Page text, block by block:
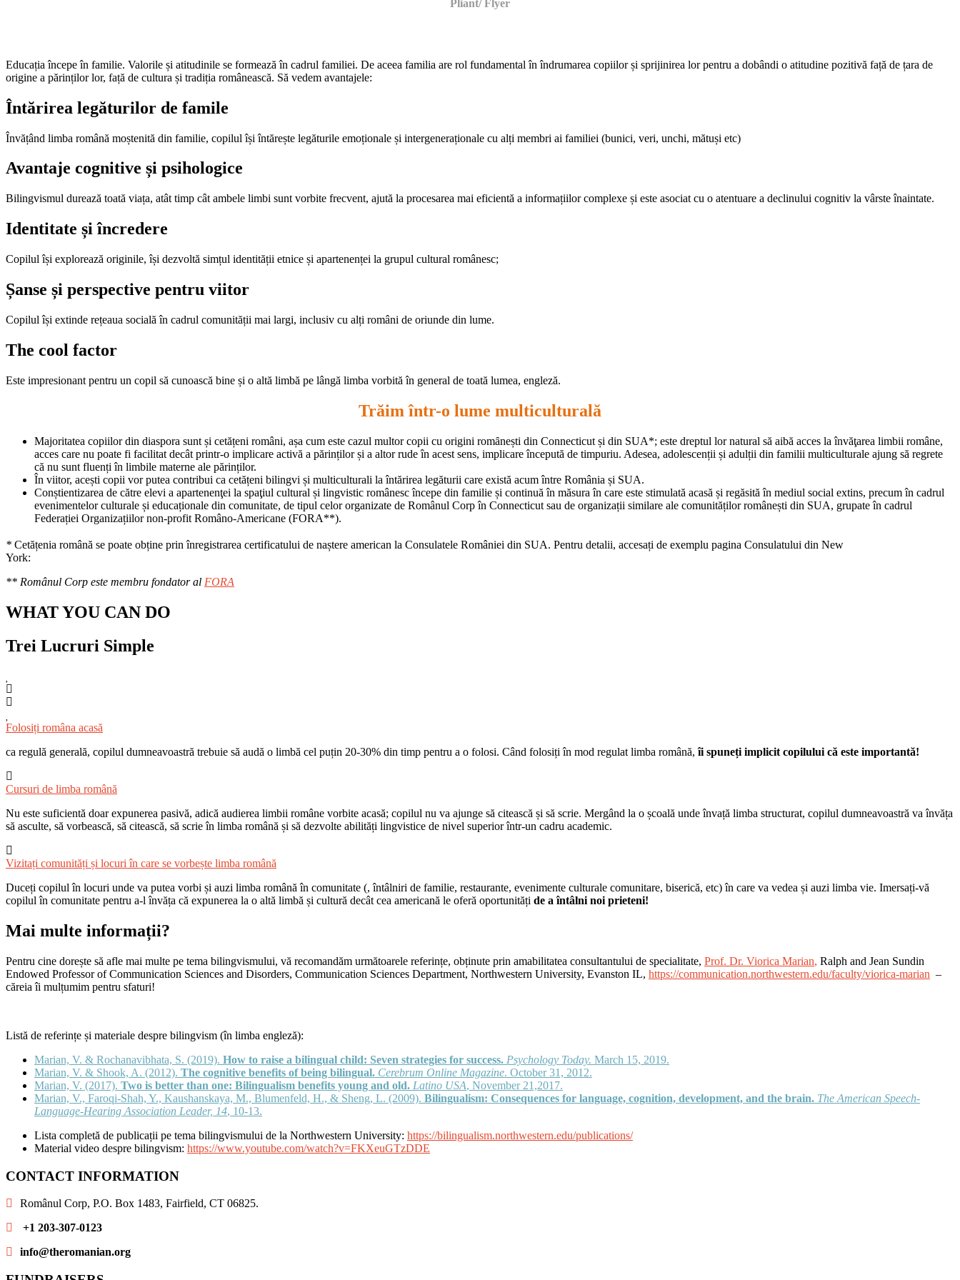
Pliant/ Flyer
Educația începe în familie. Valorile și atitudinile se formează în cadrul familiei. De aceea familia are rol fundamental în îndrumarea copiilor și sprijinirea lor pentru a dobândi o atitudine pozitivă față de țara de
origine a părinților lor, față de cultura și tradiția românească. Să vedem avantajele:
Întărirea legăturilor de famile
Învățând limba română moștenită din familie, copilul își întărește legăturile emoționale și intergeneraționale cu alți membri ai familiei (bunici, veri, unchi, mătuși etc)
Avantaje cognitive și psihologice
Bilingvismul durează toată viața, atât timp cât ambele limbi sunt vorbite frecvent, ajută la procesarea mai eficientă a informațiilor complexe și este asociat cu o atentuare a declinului cognitiv la vârste înaintate.
Identitate și încredere
Copilul își explorează originile, își dezvoltă simțul identității etnice și apartenenței la grupul cultural românesc;
Șanse și perspective pentru viitor
Copilul își extinde rețeaua socială în cadrul comunității mai largi, inclusiv cu alți români de oriunde din lume.
The cool factor
Este impresionant pentru un copil să cunoască bine și o altă limbă pe lângă limba vorbită în general de toată lumea, engleză.
Trăim într-o lume multiculturală
Majoritatea copiilor din diaspora sunt și cetățeni români, așa cum este cazul multor copii cu origini romȃnești din Connecticut și din SUA*; este dreptul lor natural să aibă acces la învăţarea limbii române,
acces care nu poate fi facilitat decât printr-o implicare activă a părinților și a altor rude în acest sens, implicare începută de timpuriu. Adesea, adolescenții și adulții din familii multiculturale ajung să regrete
că nu sunt fluenți în limbile materne ale părinților.
În viitor, acești copii vor putea contribui ca cetățeni bilingvi și multiculturali la întărirea legăturii care există acum între România și SUA.
Conștientizarea de către elevi a apartenenţei la spaţiul cultural și lingvistic românesc începe din familie și continuă în măsura în care este stimulată acasă și regăsită în mediul social extins, precum în cadrul
evenimentelor culturale și educaționale din comunitate, de tipul celor organizate de Românul Corp în Connecticut sau de organizații similare ale comunităților românești din SUA, grupate în cadrul
Federației Organizațiilor non-profit Româno-Americane (FORA**).
* Cetățenia română se poate obține prin înregistrarea certificatului de naștere american la Consulatele României din SUA. Pentru detalii, accesați de exemplu pagina Consulatului din New
York:
** Românul Corp este membru fondator al FORA
WHAT YOU CAN DO
Trei Lucruri Simple
Folosiți româna acasă
ca regulă generală, copilul dumneavoastră trebuie să audă o limbă cel puțin 20-30% din timp pentru a o folosi. Când folosiți în mod regulat limba română,îi spuneți implicit copilului că este importantă!
Cursuri de limba română
Nu este suficientă doar expunerea pasivă, adică audierea limbii române vorbite acasă; copilul nu va ajunge să citească și să scrie. Mergând la o școală unde învață limba structurat, copilul dumneavoastră va învăța
să asculte, să vorbească, să citească, să scrie în limba română și să dezvolte abilități lingvistice de nivel superior într-un cadru academic.
Vizitați comunități și locuri în care se vorbește limba română
Duceți copilul în locuri unde va putea vorbi și auzi limba română în comunitate (, întâlniri de familie, restaurante, evenimente culturale comunitare, biserică, etc) în care va vedea și auzi limba vie. Imersați-vă
copilul în comunitate pentru a-l învăța că expunerea la o altă limbă și cultură decât cea americană le oferă oportunități de a întâlni noi prieteni!
Mai multe informații?
Pentru cine dorește să afle mai multe pe tema bilingvismului, vă recomandăm următoarele referințe, obținute prin amabilitatea consultantului de specialitate, Prof. Dr. Viorica Marian, Ralph and Jean Sundin
Endowed Professor of Communication Sciences and Disorders, Communication Sciences Department, Northwestern University, Evanston IL, https://communication.northwestern.edu/faculty/viorica-marian –
căreia îi mulțumim pentru sfaturi!
Listă de referințe și materiale despre bilingvism (în limba engleză):
Marian, V. & Rochanavibhata, S. (2019). How to raise a bilingual child: Seven strategies for success. Psychology Today. March 15, 2019.
Marian, V. & Shook, A. (2012). The cognitive benefits of being bilingual. Cerebrum Online Magazine. October 31, 2012.
Marian, V. (2017). Two is better than one: Bilingualism benefits young and old. Latino USA, November 21,2017.
Marian, V., Faroqi-Shah, Y., Kaushanskaya, M., Blumenfeld, H., & Sheng, L. (2009). Bilingualism: Consequences for language, cognition, development, and the brain. The American Speech-
Language-Hearing Association Leader, 14, 10-13.
Lista completă de publicații pe tema bilingvismului de la Northwestern University: https://bilingualism.northwestern.edu/publications/
Material video despre bilingvism: https://www.youtube.com/watch?v=FKXeuGTzDDE
CONTACT INFORMATION
Românul Corp, P.O. Box 1483, Fairfield, CT 06825.
+1 203-307-0123
info@theromanian.org